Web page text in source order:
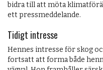
bidra till att möta
ett pressmeddelande.
Tidigt intresse
Hennes intresse för skog
fortsatt att forma både